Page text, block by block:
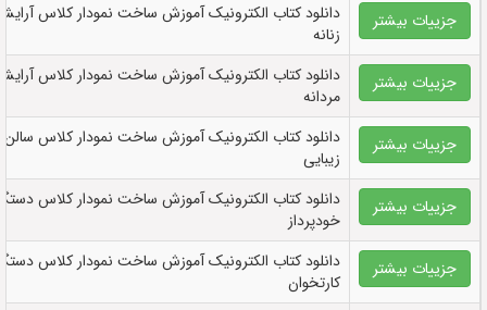
جزییات بیشتر
دانلود کتاب الکترونيک آموزش ساخت نمودار کلاس
زنانه
جزییات بیشتر
دانلود کتاب الکترونيک آموزش ساخت نمودار کلاس
مردانه
جزییات بیشتر
دانلود کتاب الکترونيک آموزش ساخت نمودار کلاس سالن
زیبایی
جزییات بیشتر
دانلود کتاب الکترونيک آموزش ساخت نمودار کلاس
خودپرداز
جزییات بیشتر
دانلود کتاب الکترونيک آموزش ساخت نمودار کلاس
کارتخوان